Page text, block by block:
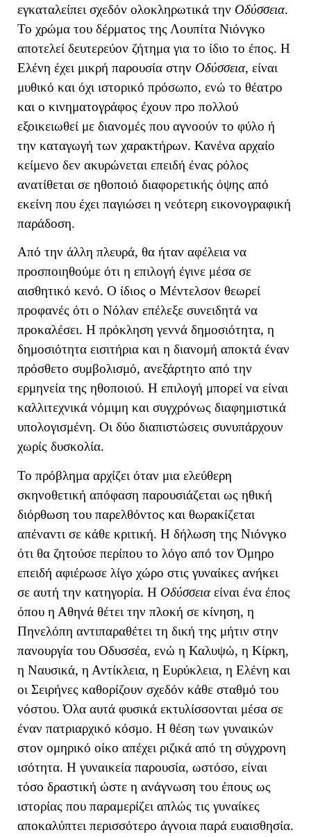
εγκαταλείπει σχεδόν ολοκληρωτικά την Οδύσσεια.
Το χρώμα του δέρματος της Λουπίτα Νιόνγκο
αποτελεί δευτερεύον ζήτημα για το ίδιο το έπος. Η
Ελένη έχει μικρή παρουσία στην Οδύσσεια, είναι
μυθικό και όχι ιστορικό πρόσωπο, ενώ το θέατρο
και ο κινηματογράφος έχουν προ πολλού
εξοικειωθεί με διανομές που αγνοούν το φύλο ή
την καταγωγή των χαρακτήρων. Κανένα αρχαίο
κείμενο δεν ακυρώνεται επειδή ένας ρόλος
ανατίθεται σε ηθοποιό διαφορετικής όψης από
εκείνη που έχει παγιώσει η νεότερη εικονογραφική
παράδοση.
Από την άλλη πλευρά, θα ήταν αφέλεια να
προσποιηθούμε ότι η επιλογή έγινε μέσα σε
αισθητικό κενό. Ο ίδιος ο Μέντελσον θεωρεί
προφανές ότι ο Νόλαν επέλεξε συνειδητά να
προκαλέσει. Η πρόκληση γεννά δημοσιότητα, η
δημοσιότητα εισιτήρια και η διανομή αποκτά έναν
πρόσθετο συμβολισμό, ανεξάρτητο από την
ερμηνεία της ηθοποιού. Η επιλογή μπορεί να είναι
καλλιτεχνικά νόμιμη και συγχρόνως διαφημιστικά
υπολογισμένη. Οι δύο διαπιστώσεις συνυπάρχουν
χωρίς δυσκολία.
Το πρόβλημα αρχίζει όταν μια ελεύθερη
σκηνοθετική απόφαση παρουσιάζεται ως ηθική
διόρθωση του παρελθόντος και θωρακίζεται
απέναντι σε κάθε κριτική. Η δήλωση της Νιόνγκο
ότι θα ζητούσε περίπου το λόγο από τον Όμηρο
επειδή αφιέρωσε λίγο χώρο στις γυναίκες ανήκει
σε αυτή την κατηγορία. Η Οδύσσειαείναι ένα έπος
όπου η Αθηνά θέτει την πλοκή σε κίνηση, η
Πηνελόπη αντιπαραθέτει τη δική της μήτιν στην
πανουργία του Οδυσσέα, ενώ η Καλυψώ, η Κίρκη,
η Ναυσικά, η Αντίκλεια, η Ευρύκλεια, η Ελένη και
οι Σειρήνες καθορίζουν σχεδόν κάθε σταθμό του
νόστου. Όλα αυτά φυσικά εκτυλίσσονται μέσα σε
έναν πατριαρχικό κόσμο. Η θέση των γυναικών
στον ομηρικό οίκο απέχει ριζικά από τη σύγχρονη
ισότητα. Η γυναικεία παρουσία, ωστόσο, είναι
τόσο δραστική ώστε η ανάγνωση του έπους ως
ιστορίας που παραμερίζει απλώς τις γυναίκες
αποκαλύπτει περισσότερο άγνοια παρά ευαισθησία.